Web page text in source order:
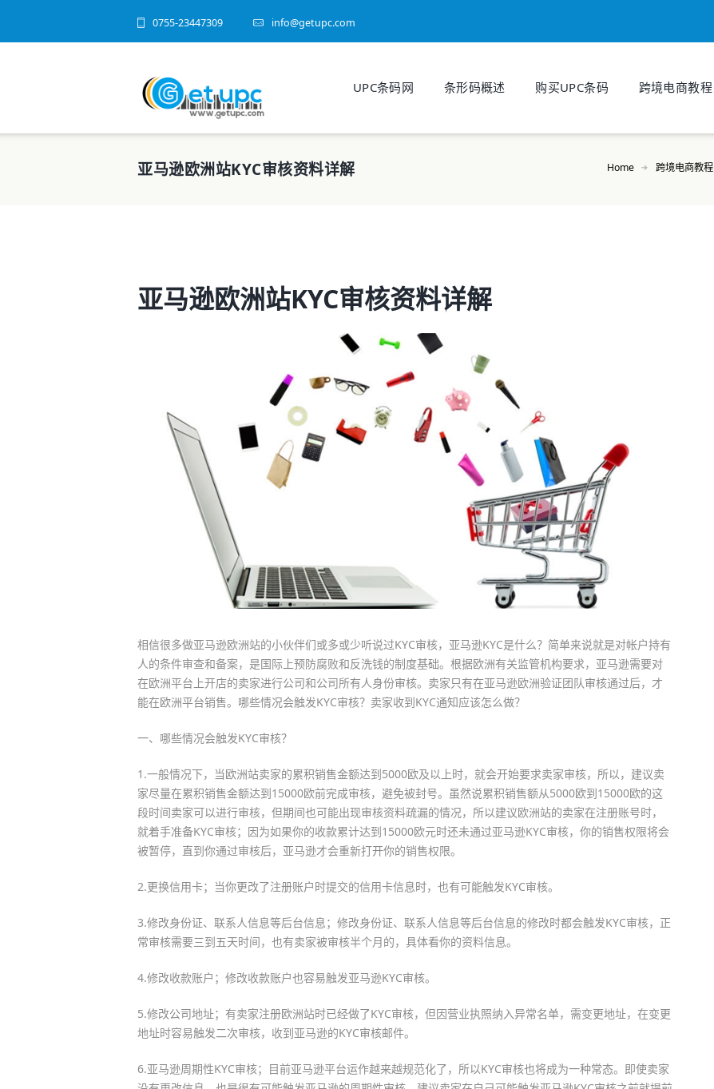
0755-23447309 info@getupc.com
UPC条码网 条形码概述 购买UPC条码 跨境电商教程
亚马逊欧洲站KYC审核资料详解 Home 跨境电商教程
亚马逊欧洲站KYC审核资料详解
相信很多做亚马逊欧洲站的小伙伴们或多或少听说过KYC审核，亚马逊KYC是什么？简单来说就是对帐户持有
人的条件审查和备案，是国际上预防腐败和反洗钱的制度基础。根据欧洲有关监管机构要求，亚马逊需要对
在欧洲平台上开店的卖家进行公司和公司所有人身份审核。卖家只有在亚马逊欧洲验证团队审核通过后，才
能在欧洲平台销售。哪些情况会触发KYC审核？卖家收到KYC通知应该怎么做？
一、哪些情况会触发KYC审核？
1.一般情况下，当欧洲站卖家的累积销售金额达到5000欧及以上时，就会开始要求卖家审核，所以，建议卖
家尽量在累积销售金额达到15000欧前完成审核，避免被封号。虽然说累积销售额从5000欧到15000欧的这
段时间卖家可以进行审核，但期间也可能出现审核资料疏漏的情况，所以建议欧洲站的卖家在注册账号时，
就着手准备KYC审核；因为如果你的收款累计达到15000欧元时还未通过亚马逊KYC审核，你的销售权限将会
被暂停，直到你通过审核后，亚马逊才会重新打开你的销售权限。
2.更换信用卡；当你更改了注册账户时提交的信用卡信息时，也有可能触发KYC审核。
3.修改身份证、联系人信息等后台信息；修改身份证、联系人信息等后台信息的修改时都会触发KYC审核，正
常审核需要三到五天时间，也有卖家被审核半个月的，具体看你的资料信息。
4.修改收款账户；修改收款账户也容易触发亚马逊KYC审核。
5.修改公司地址；有卖家注册欧洲站时已经做了KYC审核，但因营业执照纳入异常名单，需变更地址，在变更
地址时容易触发二次审核，收到亚马逊的KYC审核邮件。
6.亚马逊周期性KYC审核；目前亚马逊平台运作越来越规范化了，所以KYC审核也将成为一种常态。即使卖家